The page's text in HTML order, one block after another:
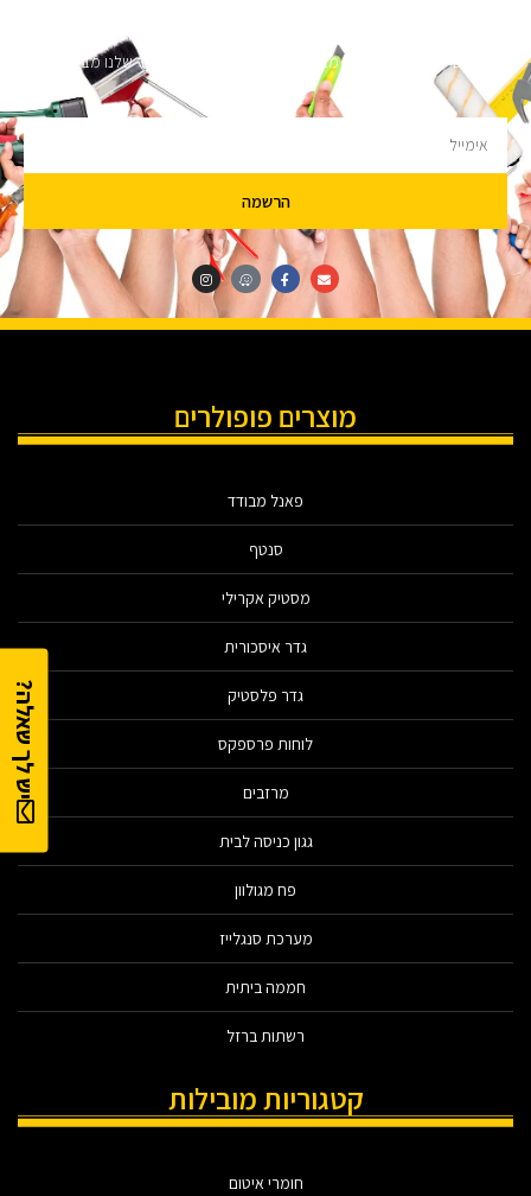
יש לך שאלה?
השארו מעודכנים
מעוניינים לקבל עדכונים על מבצעים והנחות הירשמו לניוזלטר שלנו מבטיחים לא
הרשמה
מוצרים פופולרים
פאנל מבודד
סנטף
מסטיק אקרילי
גדר איסכורית
גדר פלסטיק
לוחות פרספקס
מרזבים
גגון כניסה לבית
פח מגולוון
מערכת סנגלייז
חממה ביתית
רשתות ברזל
קטגוריות מובילות
חומרי איטום